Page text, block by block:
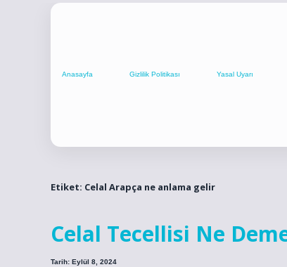
Anasayfa Gizlilik Politikası Yasal Uyarı
Etiket: Celal Arapça ne anlama gelir
Celal Tecellisi Ne
Tarih: Eylül 8, 2024